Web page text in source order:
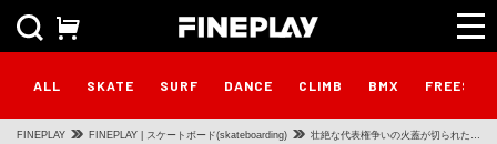
ALL SKATE SURF DANCE CLIMB BMX
FINEPLAY FINEPLAY | スケートボード(skateboarding) 壮絶な代表権争いの火蓋が切られた